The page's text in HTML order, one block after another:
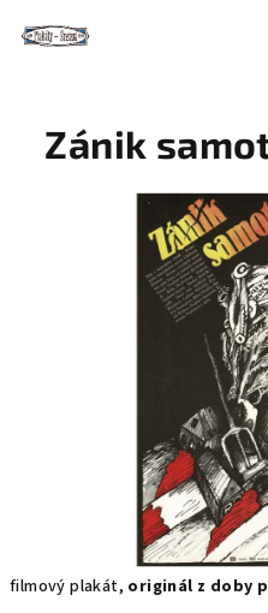
filmový plakát, originál z doby
Zánik